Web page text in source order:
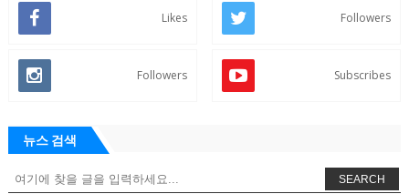
Likes Followers
Followers Subscribes
뉴스 검색
SEARCH